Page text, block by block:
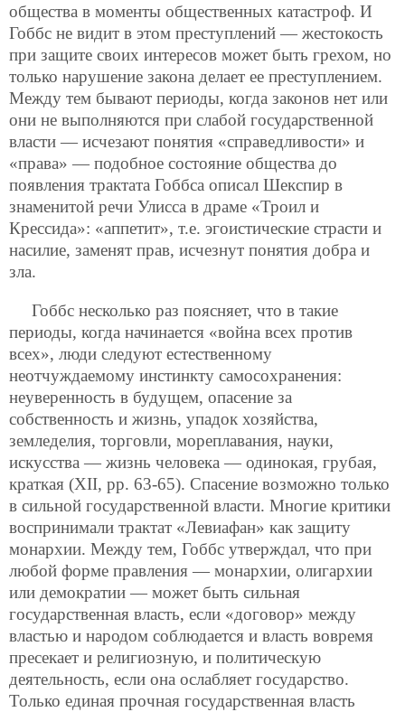
общества в моменты общественных катастроф. И
Гоббс не видит в этом преступлений — жестокость
при защите своих интересов может быть грехом, но
только нарушение закона делает ее преступлением.
Между тем бывают периоды, когда законов нет или
они не выполняются при слабой государственной
власти — исчезают понятия «справедливости» и
«права» — подобное состояние общества до
появления трактата Гоббса описал Шекспир в
знаменитой речи Улисса в драме «Троил и
Крессида»: «аппетит», т.е. эгоистические страсти и
насилие, заменят прав, исчезнут понятия добра и
зла.
Гоббс несколько раз поясняет, что в такие
периоды, когда начинается «война всех против
всех», люди следуют естественному
неотчуждаемому инстинкту самосохранения:
неуверенность в будущем, опасение за
собственность и жизнь, упадок хозяйства,
земледелия, торговли, мореплавания, науки,
искусства — жизнь человека — одинокая, грубая,
краткая (XII, рр. 63-65). Спасение возможно только
в сильной государственной власти. Многие критики
воспринимали трактат «Левиафан» как защиту
монархии. Между тем, Гоббс утверждал, что при
любой форме правления — монархии, олигархии
или демократии — может быть сильная
государственная власть, если «договор» между
властью и народом соблюдается и власть вовремя
пресекает и религиозную, и политическую
деятельность, если она ослабляет государство.
Только единая прочная государственная власть